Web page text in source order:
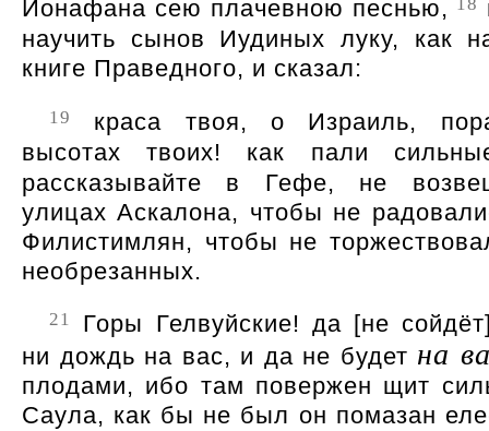
Ионафана сею плачевною песнью,
научить сынов Иудиных луку, как
книге Праведного, и сказал:
19
краса твоя, о Израиль,
высотах твоих! как пали
рассказывайте в Гефе, не
улицах Аскалона, чтобы не
Филистимлян, чтобы не
необрезанных.
21
Горы Гелвуйские! да [не
ни дождь на вас, и да не будет на
плодами, ибо там повержен щит
Саула, как бы не был он помазан